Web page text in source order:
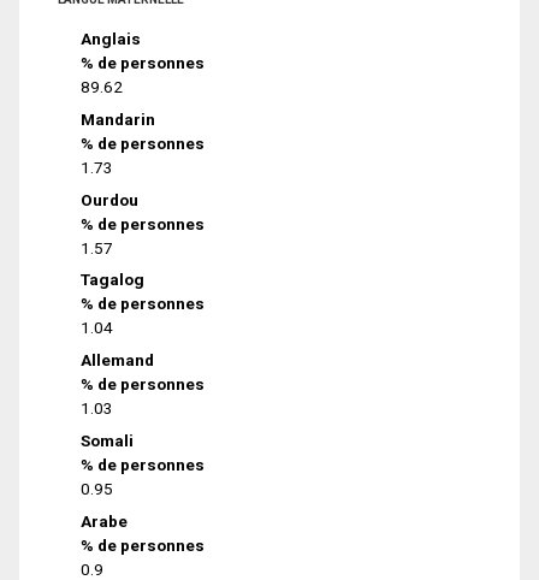
Anglais
% de personnes
89.62
Mandarin
% de personnes
1.73
Ourdou
% de personnes
1.57
Tagalog
% de personnes
1.04
Allemand
% de personnes
1.03
Somali
% de personnes
0.95
Arabe
% de personnes
0.9